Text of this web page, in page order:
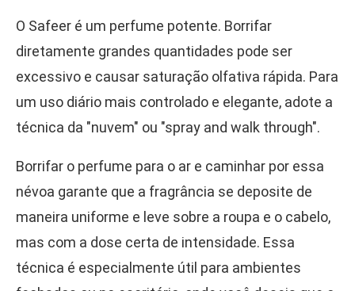
O Safeer é um perfume potente. Borrifar
diretamente grandes quantidades pode ser
excessivo e causar saturação olfativa rápida. Para
um uso diário mais controlado e elegante, adote a
técnica da "nuvem" ou "spray and walk through".
Borrifar o perfume para o ar e caminhar por essa
névoa garante que a fragrância se deposite de
maneira uniforme e leve sobre a roupa e o cabelo,
mas com a dose certa de intensidade. Essa
técnica é especialmente útil para ambientes